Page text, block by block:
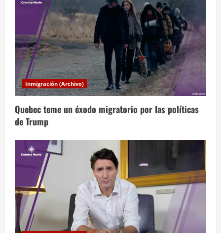
a
d
a
s
Inmigración (Archivo)
Quebec teme un éxodo migratorio por las políticas
de Trump